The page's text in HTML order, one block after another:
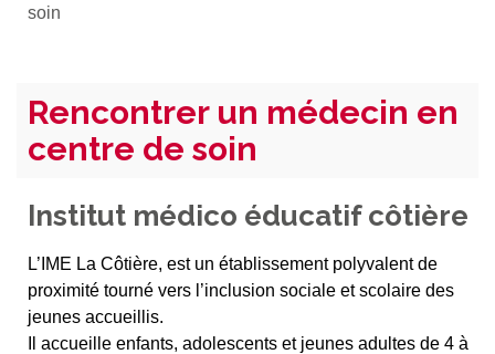
soin
Rencontrer un médecin en
centre de soin
Institut médico éducatif côtière
L’IME La Côtière, est un établissement polyvalent de
proximité tourné vers l’inclusion sociale et scolaire des
jeunes accueillis.
Il accueille enfants, adolescents et jeunes adultes de 4 à